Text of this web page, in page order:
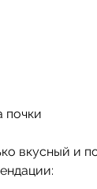
почки
вкусный и